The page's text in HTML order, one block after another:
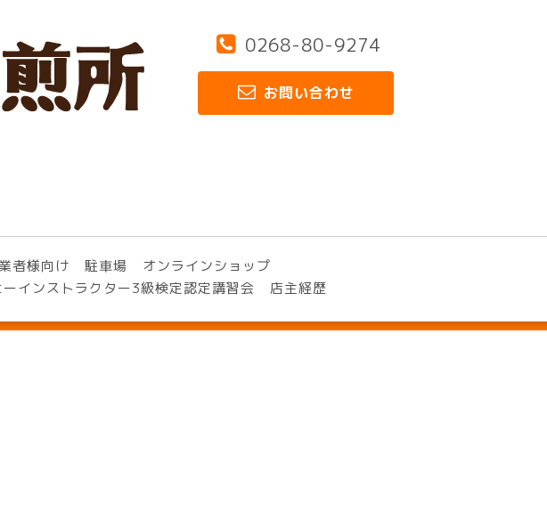
0268-80-9274
お問い合わせ
者様向け 駐車場
オンラインショップ
インストラクター3級検定認定講習会 店主経歴